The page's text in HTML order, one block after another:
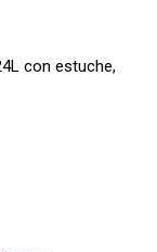
con estuche,